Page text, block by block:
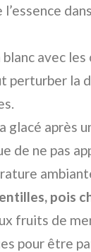
avec
perturber
glacé après
de ne pas
pois
fruits de
pour être